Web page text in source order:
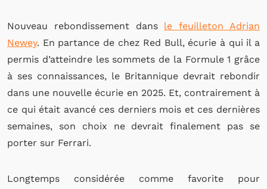
Nouveau rebondissement dans le feuilleton Adrian
Newey. En partance de chez Red Bull, écurie à qui il a
permis d’atteindre les sommets de la Formule 1 grâce
à ses connaissances, le Britannique devrait rebondir
dans une nouvelle écurie en 2025. Et, contrairement à
ce qui était avancé ces derniers mois et ces dernières
semaines, son choix ne devrait finalement pas se
porter sur Ferrari.
Longtemps considérée comme favorite pour